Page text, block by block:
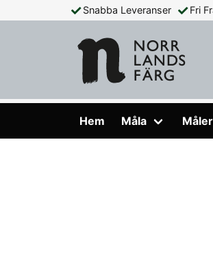
Snabba Leveranser Fri
Hem Måla